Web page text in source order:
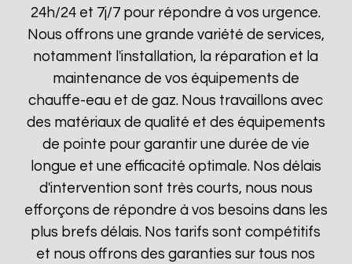
24h/24 et 7j/7 pour répondre à vos urgence.
Nous offrons une grande variété de services,
notamment l'installation, la réparation et la
maintenance de vos équipements de
chauffe-eau et de gaz. Nous travaillons avec
des matériaux de qualité et des équipements
de pointe pour garantir une durée de vie
longue et une efficacité optimale. Nos délais
d'intervention sont très courts, nous nous
efforçons de répondre à vos besoins dans les
plus brefs délais. Nos tarifs sont compétitifs
et nous offrons des garanties sur tous nos